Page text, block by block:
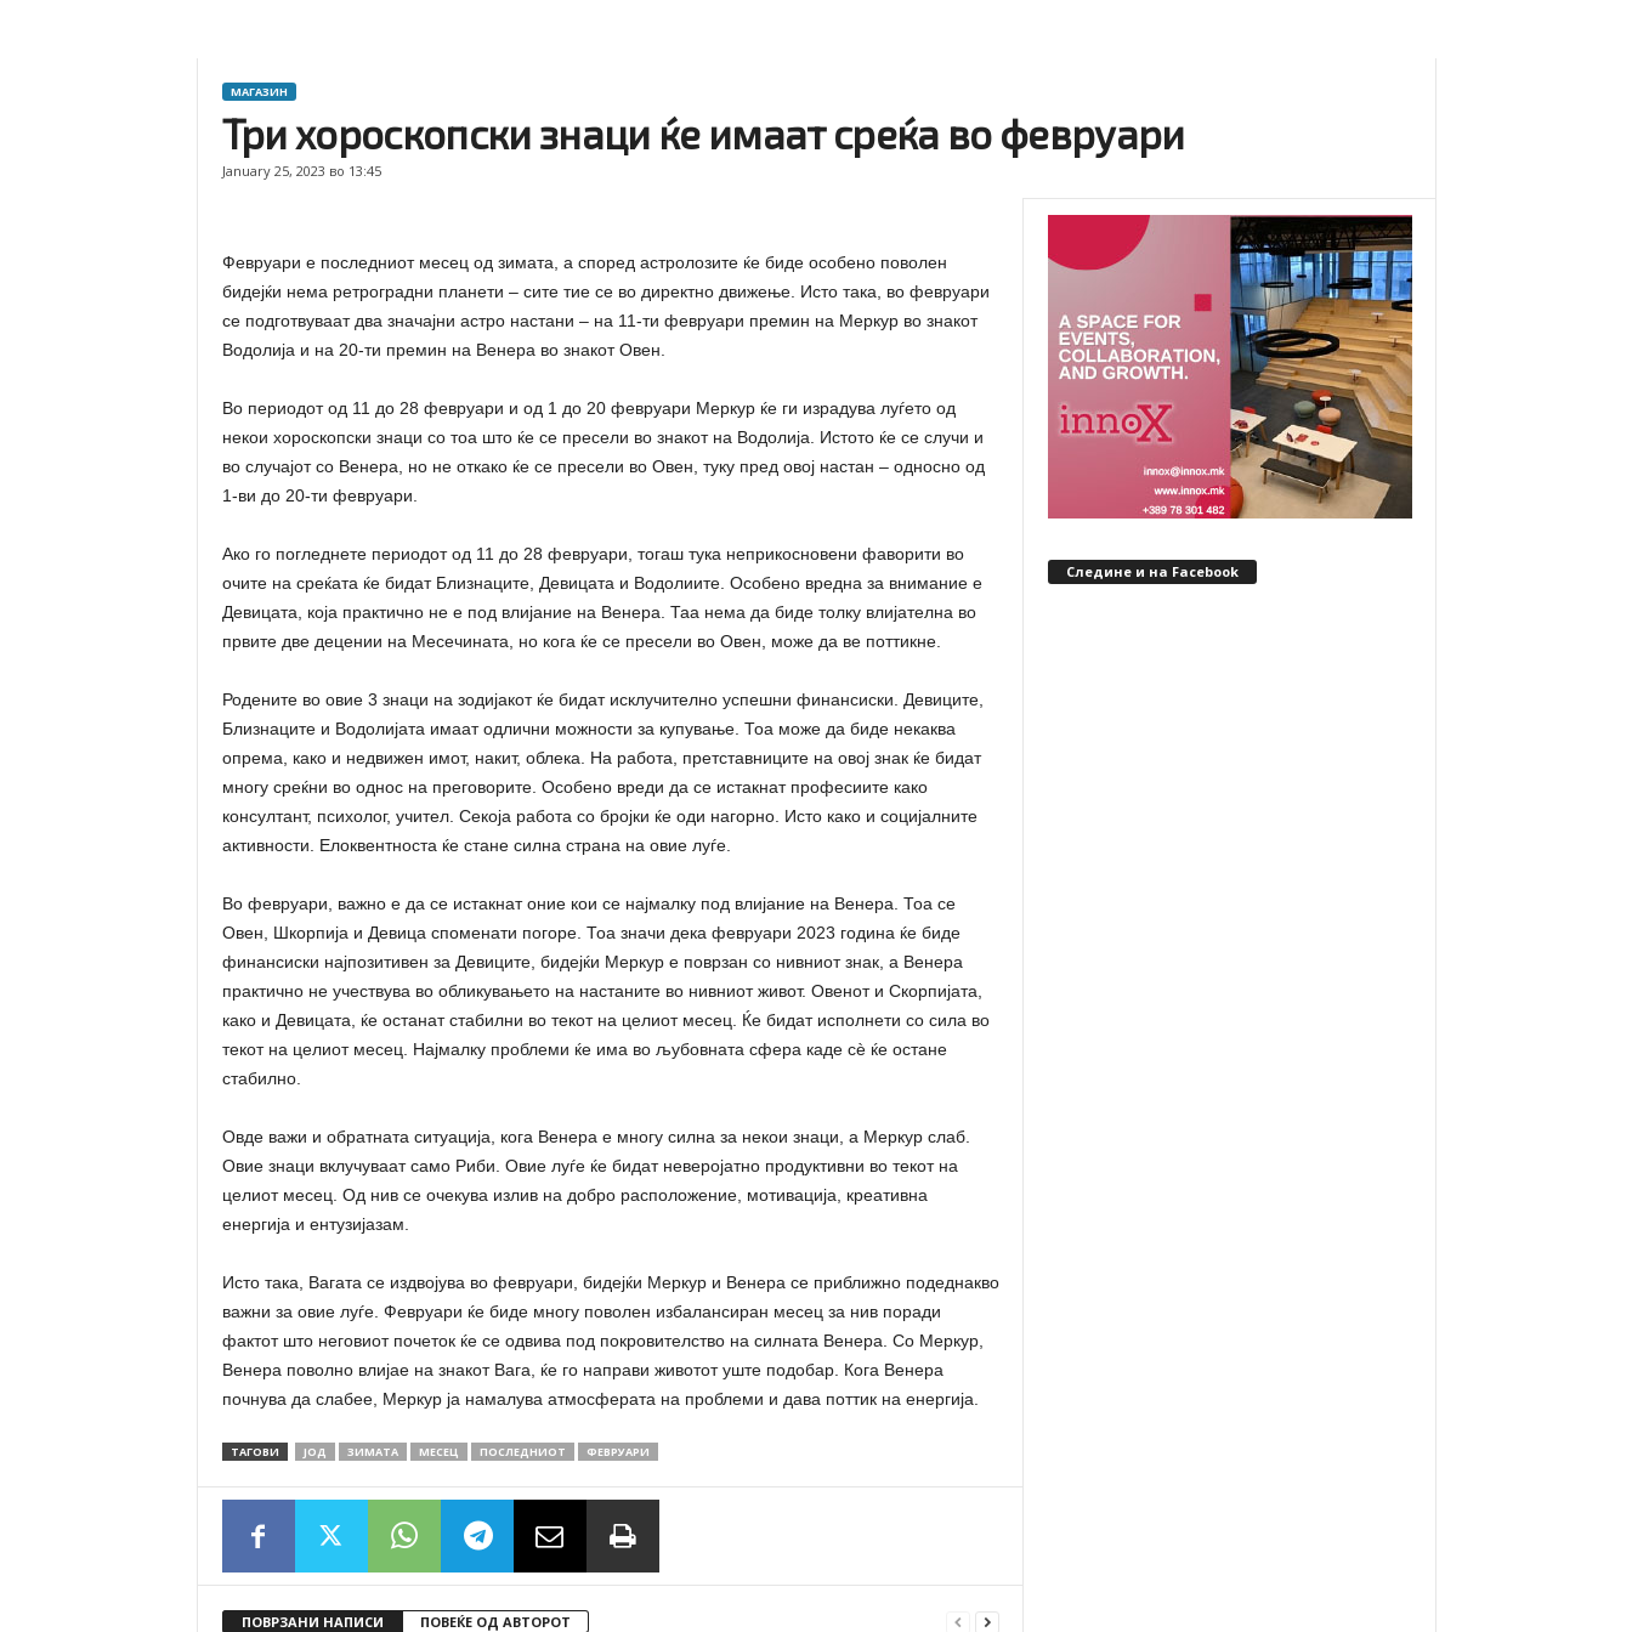
МАГАЗИН
Три хороскопски знаци ќе имаат среќа во февруари
January 25, 2023 во 13:45
Февруари е последниот месец од зимата, а според астролозите ќе биде особено поволен
бидејќи нема ретроградни планети – сите тие се во директно движење. Исто така, во февруари
се подготвуваат два значајни астро настани – на 11-ти февруари премин на Меркур во знакот
Водолија и на 20-ти премин на Венера во знакот Овен.
Во периодот од 11 до 28 февруари и од 1 до 20 февруари Меркур ќе ги израдува луѓето од
некои хороскопски знаци со тоа што ќе се пресели во знакот на Водолија. Истото ќе се случи и
во случајот со Венера, но не откако ќе се пресели во Овен, туку пред овој настан – односно од
1-ви до 20-ти февруари.
Ако го погледнете периодот од 11 до 28 февруари, тогаш тука неприкосновени фаворити во
очите на среќата ќе бидат Близнаците, Девицата и Водолиите. Особено вредна за внимание е
Девицата, која практично не е под влијание на Венера. Таа нема да биде толку влијателна во
првите две децении на Месечината, но кога ќе се пресели во Овен, може да ве поттикне.
Родените во овие 3 знаци на зодијакот ќе бидат исклучително успешни финансиски. Девиците,
Близнаците и Водолијата имаат одлични можности за купување. Тоа може да биде некаква
опрема, како и недвижен имот, накит, облека. На работа, претставниците на овој знак ќе бидат
многу среќни во однос на преговорите. Особено вреди да се истакнат професиите како
консултант, психолог, учител. Секоја работа со бројки ќе оди нагорно. Исто како и социјалните
активности. Елоквентноста ќе стане силна страна на овие луѓе.
Во февруари, важно е да се истакнат оние кои се најмалку под влијание на Венера. Тоа се
Овен, Шкорпија и Девица споменати погоре. Тоа значи дека февруари 2023 година ќе биде
финансиски најпозитивен за Девиците, бидејќи Меркур е поврзан со нивниот знак, а Венера
практично не учествува во обликувањето на настаните во нивниот живот. Овенот и Скорпијата,
како и Девицата, ќе останат стабилни во текот на целиот месец. Ќе бидат исполнети со сила во
текот на целиот месец. Најмалку проблеми ќе има во љубовната сфера каде сѐ ќе остане
стабилно.
Овде важи и обратната ситуација, кога Венера е многу силна за некои знаци, а Меркур слаб.
Овие знаци вклучуваат само Риби. Овие луѓе ќе бидат неверојатно продуктивни во текот на
целиот месец. Од нив се очекува излив на добро расположение, мотивација, креативна
енергија и ентузијазам.
Исто така, Вагата се издвојува во февруари, бидејќи Меркур и Венера се приближно подеднакво
важни за овие луѓе. Февруари ќе биде многу поволен избалансиран месец за нив поради
фактот што неговиот почеток ќе се одвива под покровителство на силната Венера. Со Меркур,
Венера поволно влијае на знакот Вага, ќе го направи животот уште подобар. Кога Венера
почнува да слабее, Меркур ја намалува атмосферата на проблеми и дава поттик на енергија.
ТАГОВИ ЈОД ЗИМАТА МЕСЕЦ ПОСЛЕДНИОТ ФЕВРУАРИ
ПОВРЗАНИ НАПИСИ ПОВЕЌЕ ОД АВТОРОТ
Следине и на Facebook